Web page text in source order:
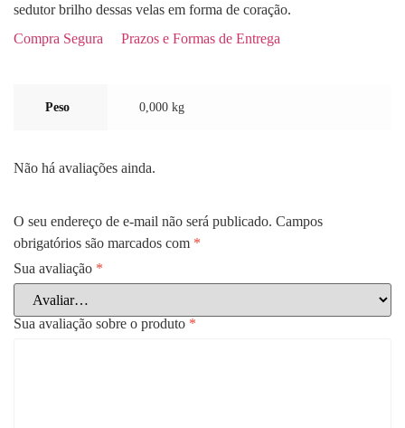
sedutor brilho dessas velas em forma de coração.
Compra Segura
Prazos e Formas de Entrega
Peso 0,000 kg
Não há avaliações ainda.
O seu endereço de e-mail não será publicado. Campos
obrigatórios são marcados com *
Sua avaliação *
Sua avaliação sobre o produto *